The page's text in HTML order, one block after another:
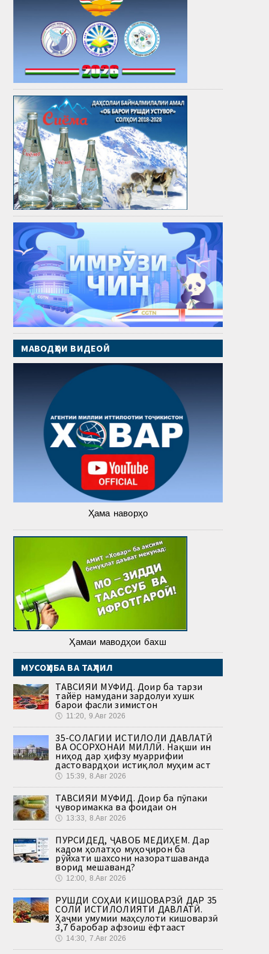
МАВОДҲОИ ВИДЕОӢ
Ҳама наворҳо
Ҳамаи маводҳои бахш
МУСОҲИБА ВА ТАҲЛИЛ
ТАВСИЯИ МУФИД. Доир ба тарзи
тайёр намудани зардолуи хушк
барои фасли зимистон
🕔 11:20, 9.Авг 2026
35-СОЛАГИИ ИСТИҚЛОЛИ ДАВЛАТӢ
ВА ОСОРХОНАИ МИЛЛӢ. Нақши ин
ниҳод дар ҳифзу муаррифии
дастовардҳои истиқлол муҳим аст
🕔 15:39, 8.Авг 2026
ТАВСИЯИ МУФИД. Доир ба пӯпаки
ҷуворимакка ва фоидаи он
🕔 13:33, 8.Авг 2026
ПУРСИДЕД, ҶАВОБ МЕДИҲЕМ. Дар
кадом ҳолатҳо муҳоҷирон ба
рӯйхати шахсони назоратшаванда
ворид мешаванд?
🕔 12:00, 8.Авг 2026
РУШДИ СОҲАИ КИШОВАРЗӢ ДАР 35
СОЛИ ИСТИҚЛОЛИЯТИ ДАВЛАТӢ.
Ҳаҷми умумии маҳсулоти кишоварзӣ
3,7 баробар афзоиш ёфтааст
🕔 14:30, 7.Авг 2026